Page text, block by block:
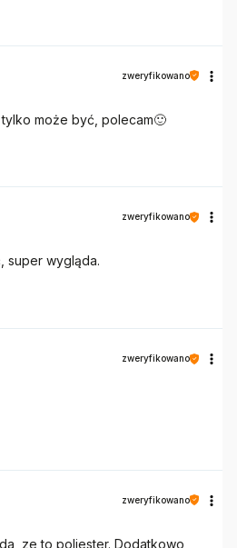
zweryfikowano
może być, polecam🙂
zweryfikowano
super wygląda.
zweryfikowano
zweryfikowano
ze to poliester. Dodatkowo